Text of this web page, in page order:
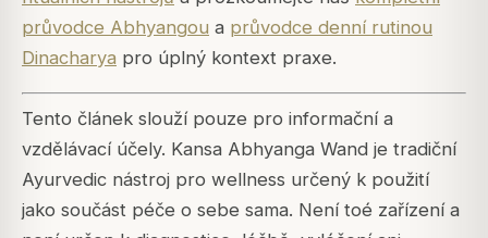
průvodce Abhyangou a průvodce denní rutinou
Dinacharya pro úplný kontext praxe.
Tento článek slouží pouze pro informační a
vzdělávací účely. Kansa Abhyanga Wand je tradiční
Ayurvedic nástroj pro wellness určený k použití
jako součást péče o sebe sama. Není toé zařízení a